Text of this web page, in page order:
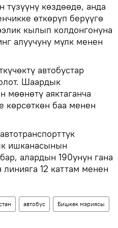
көздөөдө, анда
өткөрүп берүүгө
кылып колдонгонуна
алуучуну мүлк менен
автобустар
Шаардык
мөөнөтү аяктаганча
көрсөткөн баа менен
ишканасынын
алардын 190унун гана
12 каттам менен
автобус Бишкек мэриясы